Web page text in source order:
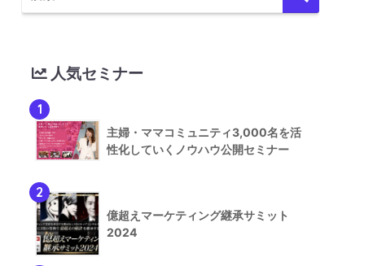
人気セミナー
1
主婦・ママコミュニティ3,000名を活
性化していくノウハウ公開セミナー
2
億超えマーケティング継承サミット
2024